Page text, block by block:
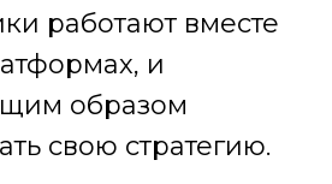
работают вместе
и
образом
свою стратегию.